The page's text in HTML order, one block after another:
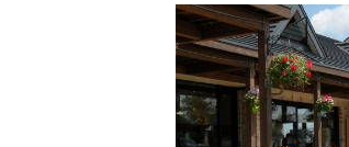
■ワンストップ特例申
〒061-1394
北海道恵庭市京町56-
中央コンピューター
ふるさと納税BPO担